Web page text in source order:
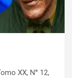
XX, N° 12,